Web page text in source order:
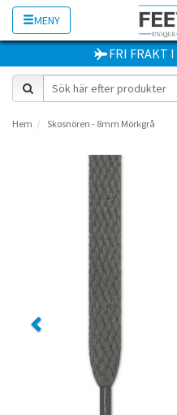
MENY
FRI FRAKT I
Hem Skosnören - 8mm Mörkgrå
Previous